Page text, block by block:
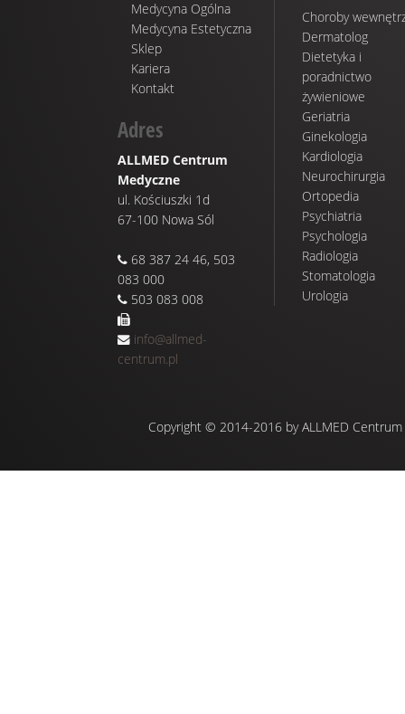
Medycyna Ogólna
Medycyna Estetyczna
Sklep
Kariera
Kontakt
Adres
ALLMED Centrum
Medyczne
ul. Kościuszki 1d
67-100 Nowa Sól
68 387 24 46, 503
083 000
503 083 008
info@allmed-
centrum.pl
Choroby
Dermatolog
Dietetyka i
poradnictwo
żywieniowe
Geriatria
Ginekologia
Kardiologia
Neurochirurgia
Ortopedia
Psychiatria
Psychologia
Radiologia
Stomatologia
Urologia
Copyright © 2014-2016 by ALLMED